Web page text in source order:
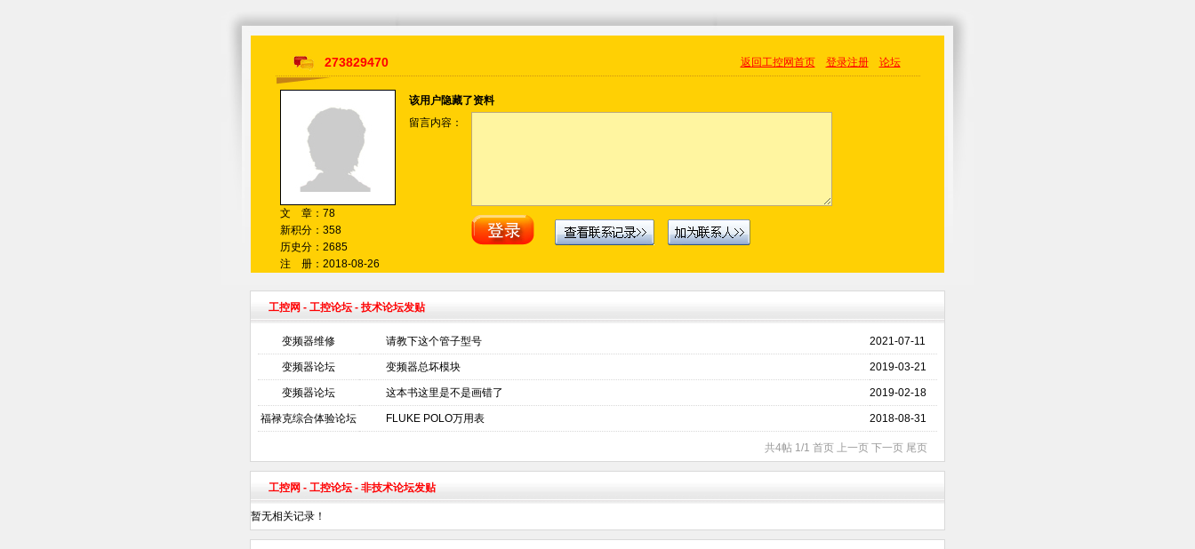
273829470 返回工控网首页 登录注册 论坛
文 章：78
新积分：358
历史分：2685
注 册：2018-08-26
该用户隐藏了资料
留言内容：
工控网 - 工控论坛- 技术论坛发贴
变频器维修 请教下这个管子型号 2021-07-11
变频器论坛 变频器总坏模块 2019-03-21
变频器论坛 这本书这里是不是画错了 2019-02-18
福禄克综合体验论坛 FLUKE POLO万用表 2018-08-31
共4帖 1/1 首页 上一页 下一页 尾页
工控网 - 工控论坛- 非技术论坛发贴
暂无相关记录！